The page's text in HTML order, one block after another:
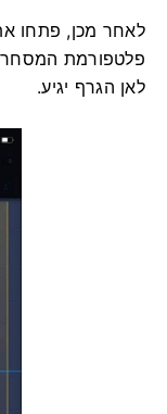
פלטפורמת המסחר,
לאן הגרף יגיע.